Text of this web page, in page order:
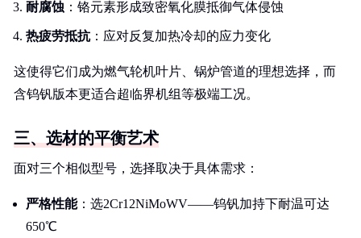
耐腐蚀 ：铬元素形成致密氧化膜抵御气体侵蚀
热疲劳抵抗：应对反复加热冷却的应力变化
这使得它们成为燃气轮机叶片、锅炉管道的理想选择，而
含钨钒版本更适合超临界机组等极端工况。
三、选材的平衡艺术
面对三个相似型号，选择取决于具体需求：
严格性能：选2Cr12NiMoWV——钨钒加持下耐温可达
650℃